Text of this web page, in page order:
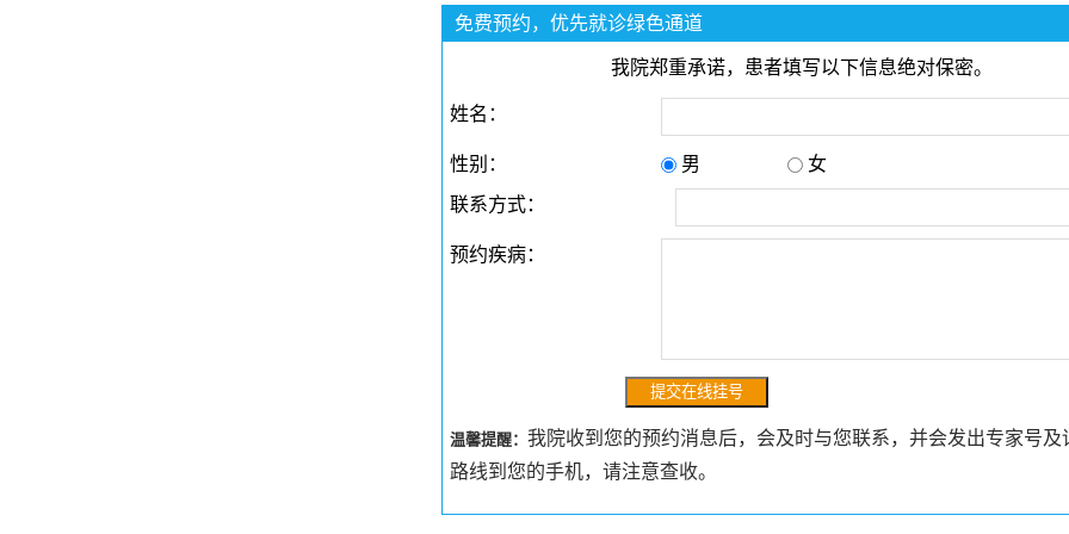
免费预约，优先就诊绿色通道
我院郑重承诺，患者填写以下信息绝对保密。
姓名：
性别： 男
女
联系方式：
预约疾病：
温馨提醒： 我院收到您的预约消息后，会及时与您联系，并会发出专家号及
路线到您的手机，请注意查收。